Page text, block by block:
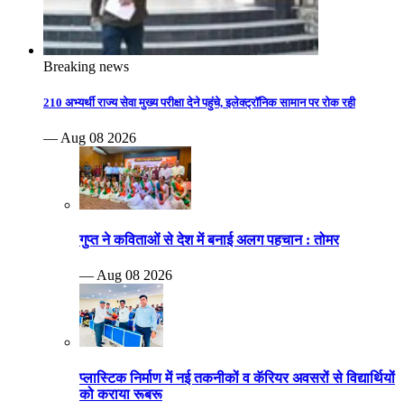
Breaking news
210 अभ्यर्थी राज्य सेवा मुख्य परीक्षा देने पहुंचे, इलेक्ट्रॉनिक सामान पर रोक रही
— Aug 08 2026
गुप्त ने कविताओं से देश में बनाई अलग पहचान : तोमर
— Aug 08 2026
प्लास्टिक निर्माण में नई तकनीकों व कॅरियर अवसरों से विद्यार्थियों
को कराया रूबरू